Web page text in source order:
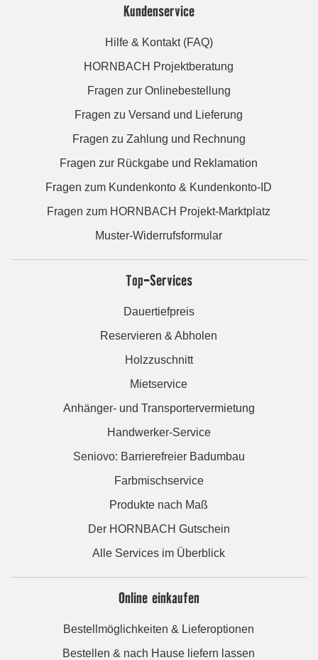
Kundenservice
Hilfe & Kontakt (FAQ)
HORNBACH Projektberatung
Fragen zur Onlinebestellung
Fragen zu Versand und Lieferung
Fragen zu Zahlung und Rechnung
Fragen zur Rückgabe und Reklamation
Fragen zum Kundenkonto & Kundenkonto-ID
Fragen zum HORNBACH Projekt-Marktplatz
Muster-Widerrufsformular
Top-Services
Dauertiefpreis
Reservieren & Abholen
Holzzuschnitt
Mietservice
Anhänger- und Transportervermietung
Handwerker-Service
Seniovo: Barrierefreier Badumbau
Farbmischservice
Produkte nach Maß
Der HORNBACH Gutschein
Alle Services im Überblick
Online einkaufen
Bestellmöglichkeiten & Lieferoptionen
Bestellen & nach Hause liefern lassen